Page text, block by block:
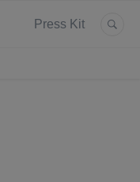
Press Kit